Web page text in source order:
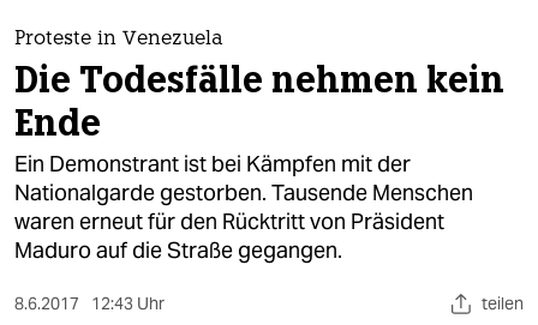
themen
politik
öko
gesellschaft
kultur
sport
Proteste in Venezuela
Die Todesfälle nehmen kein
Ende
Ein Demonstrant ist bei Kämpfen mit der
Nationalgarde gestorben. Tausende Menschen
waren erneut für den Rücktritt von Präsident
Maduro auf die Straße gegangen.
8.6.2017 12:43 Uhr teilen